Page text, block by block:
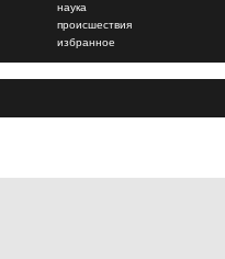
наука
происшествия
избранное